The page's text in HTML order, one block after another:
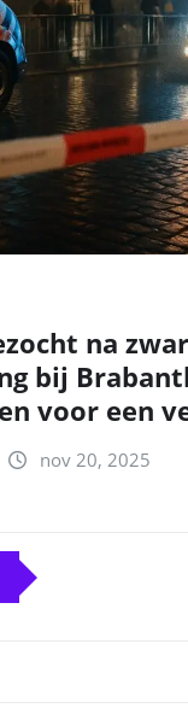
na
bij
voor een
nov 20, 2025